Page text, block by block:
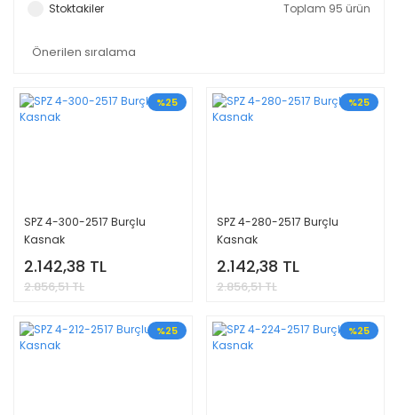
Stoktakiler Toplam 95 ürün
%25
SPZ 4-300-2517 Burçlu
Kasnak
2.142,38 TL
2.856,51 TL
%25
SPZ 4-280-2517 Burçlu
Kasnak
2.142,38 TL
2.856,51 TL
%25 %25